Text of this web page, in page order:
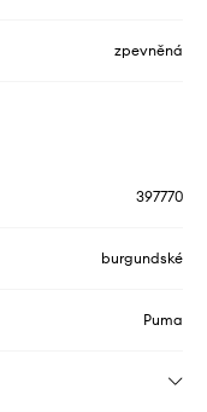
zpevněná
397770
burgundské
Puma